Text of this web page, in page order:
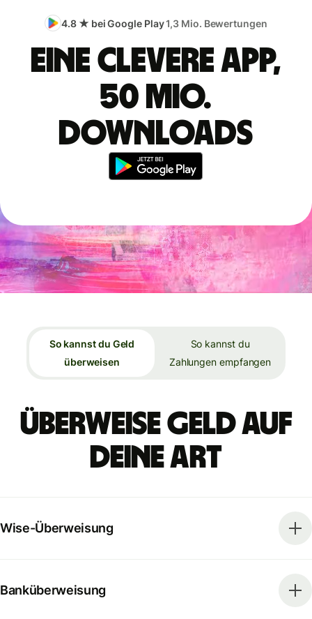
4.8 ★ bei Google Play1,3 Mio. Bewertungen
Eine clevere App,
50 Mio.
Downloads
So kannst du Geld
überweisen
So kannst du
Zahlungen empfangen
Überweise Geld auf
deine Art
Wise-Überweisung
Banküberweisung